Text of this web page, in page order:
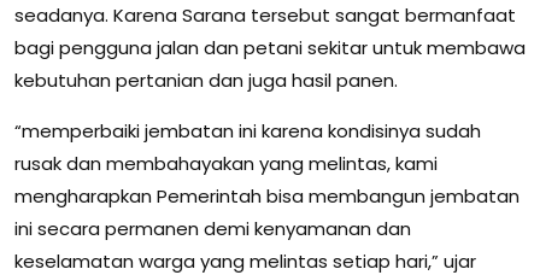
seadanya. Karena Sarana tersebut sangat bermanfaat
bagi pengguna jalan dan petani sekitar untuk membawa
kebutuhan pertanian dan juga hasil panen.
“memperbaiki jembatan ini karena kondisinya sudah
rusak dan membahayakan yang melintas, kami
mengharapkan Pemerintah bisa membangun jembatan
ini secara permanen demi kenyamanan dan
keselamatan warga yang melintas setiap hari,” ujar